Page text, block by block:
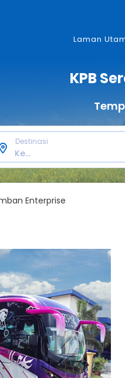
Laman
KPB
Destinasi
Enterprise